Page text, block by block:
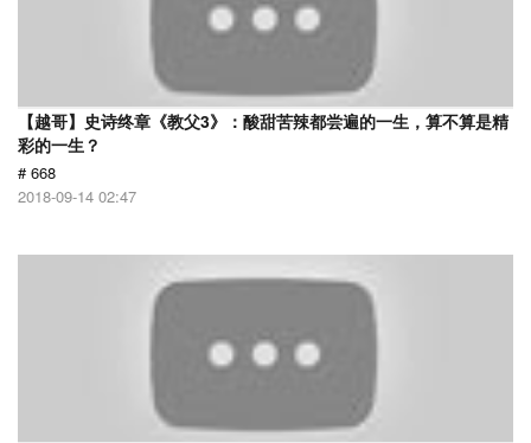
【越哥】史诗终章《教父3》：酸甜苦辣都尝遍的一生，算不算是精
彩的一生？
# 668
2018-09-14 02:47